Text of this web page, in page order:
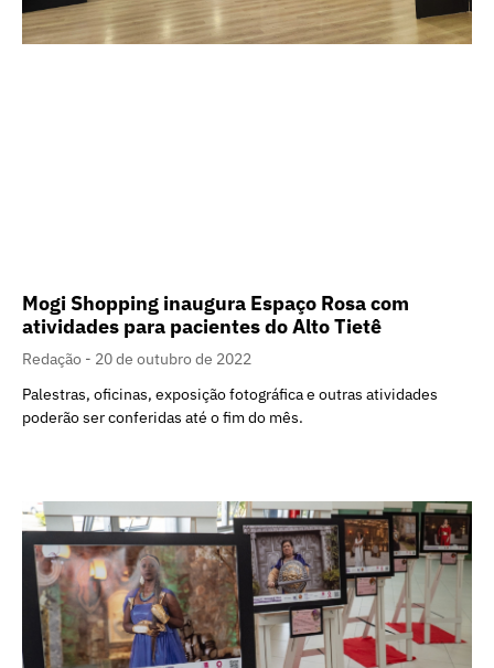
Mogi Shopping inaugura Espaço Rosa com
atividades para pacientes do Alto Tietê
Redação
20 de outubro de 2022
Palestras, oficinas, exposição fotográfica e outras atividades
poderão ser conferidas até o fim do mês.